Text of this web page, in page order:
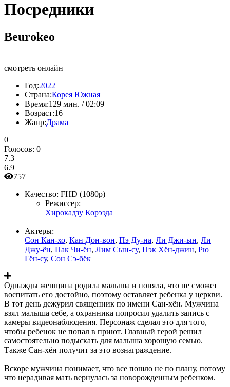
Посредники
Beurokeo
смотреть онлайн
Год:2022
Страна:Корея Южная
Время:129 мин. / 02:09
Возраст:16+
Жанр:Драма
0
Голосов: 0
7.3
6.9
757
Качество: FHD (1080p)
Режиссер:
Хирокадзу Корээда
Актеры:
Сон Кан-хо, Кан Дон-вон, Пэ Ду-на, Ли Джи-ын, Ли
Джу-ён, Пак Чи-ён, Лим Сын-су, Пэк Хён-джин, Рю
Гён-су, Сон Сэ-бёк
Однажды женщина родила малыша и поняла, что не сможет
воспитать его достойно, поэтому оставляет ребенка у церкви.
В тот день дежурил священник по имени Сан-хён. Мужчина
взял малыша себе, а охранника попросил удалить запись с
камеры видеонаблюдения. Персонаж сделал это для того,
чтобы ребенок не попал в приют. Главный герой решил
самостоятельно подыскать для малыша хорошую семью.
Также Сан-хён получит за это вознаграждение.
Вскоре мужчина понимает, что все пошло не по плану, потому
что нерадивая мать вернулась за новорожденным ребенком.